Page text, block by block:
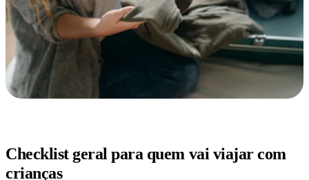
Checklist geral para quem vai viajar com
crianças